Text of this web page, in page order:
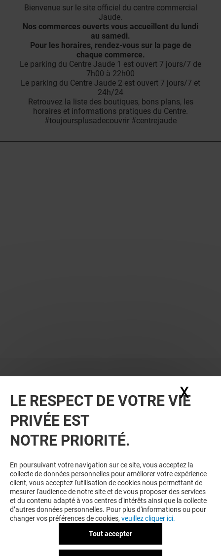
Bienvenue sur le site officiel du centre commercial
Jaude.
Nos commerces ouverts vous accueillent du lundi
au samedi.
Pour les horaires, rendez-vous sur la page de
chaque commerce.
Le parking du Centre Jaude 1 est ouvert 7 jours/7 de
7h00 à 22h00
Le parking du Centre Jaude 2 est ouvert 7 jours/7 et
24h/24
Retrouvez la liste des boutiques, bons plans, les
horaires et informations pratiques du Centre.
#toujoursplusadecouvrir #centrejaude
LE RESPECT DE VOTRE VIE
PRIVÉE EST
NOTRE PRIORITÉ.
En poursuivant votre navigation sur ce site, vous acceptez la
collecte de données personnelles pour améliorer votre expérience
client, vous acceptez l'utilisation de cookies nous permettant de
mesurer l'audience de notre site et de vous proposer des services
et du contenu adapté à vos centres d'intérêts ainsi que la collecte
d’autres données personnelles. Pour plus d'informations ou pour
changer vos préférences de cookies, veuillez cliquer ici.
Tout accepter
X